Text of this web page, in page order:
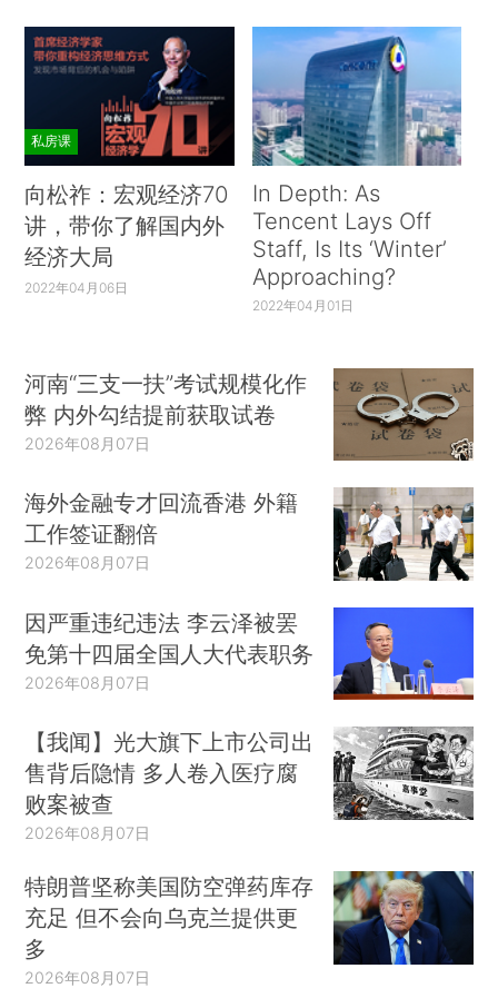
私房课
向松祚：宏观经济70
讲，带你了解国内外
经济大局
2022年04月06日
In Depth: As
Tencent Lays Off
Staff, Is Its ‘Winter’
Approaching?
2022年04月01日
河南“三支一扶”考试规模化作
弊 内外勾结提前获取试卷
2026年08月07日
海外金融专才回流香港 外籍
工作签证翻倍
2026年08月07日
因严重违纪违法 李云泽被罢
免第十四届全国人大代表职务
2026年08月07日
【我闻】光大旗下上市公司出
售背后隐情 多人卷入医疗腐
败案被查
2026年08月07日
特朗普坚称美国防空弹药库存
充足 但不会向乌克兰提供更
多
2026年08月07日